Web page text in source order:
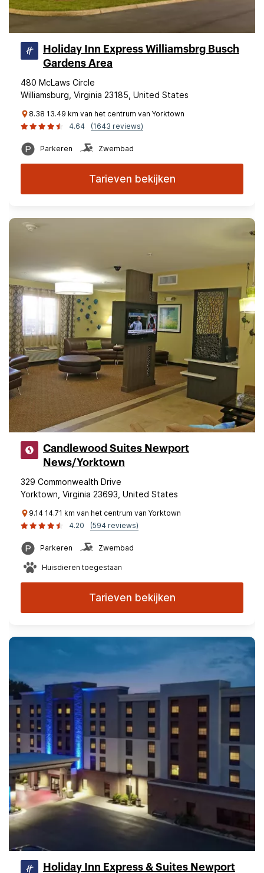
Holiday Inn Express Williamsbrg Busch
Gardens Area
480 McLaws Circle
Williamsburg, Virginia 23185, United States
8.38 13.49 km van het centrum van Yorktown
4.64
(1643 reviews)
Parkeren Zwembad
Tarieven bekijken
Candlewood Suites Newport
News/Yorktown
329 Commonwealth Drive
Yorktown, Virginia 23693, United States
9.14 14.71 km van het centrum van Yorktown
4.20
(594 reviews)
Parkeren Zwembad
Huisdieren toegestaan
Tarieven bekijken
Holiday Inn Express & Suites Newport